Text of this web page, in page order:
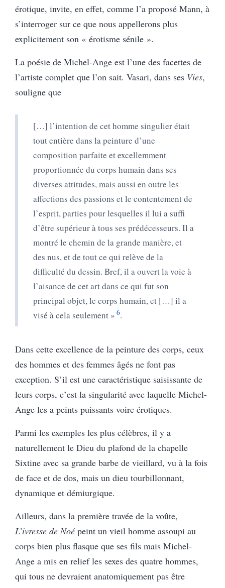
érotique, invite, en effet, comme l’a proposé Mann, à
s’interroger sur ce que nous appellerons plus
explicitement son « érotisme sénile ».
La poésie de Michel-Ange est l’une des facettes de
l’artiste complet que l’on sait. Vasari, dans ses Vies,
souligne que
[…] l’intention de cet homme singulier était
tout entière dans la peinture d’une
composition parfaite et excellemment
proportionnée du corps humain dans ses
diverses attitudes, mais aussi en outre les
affections des passions et le contentement de
l’esprit, parties pour lesquelles il lui a suffi
d’être supérieur à tous ses prédécesseurs. Il a
montré le chemin de la grande manière, et
des nus, et de tout ce qui relève de la
difficulté du dessin. Bref, il a ouvert la voie à
l’aisance de cet art dans ce qui fut son
principal objet, le corps humain, et […] il a
visé à cela seulement » 6.
Dans cette excellence de la peinture des corps, ceux
des hommes et des femmes âgés ne font pas
exception. S’il est une caractéristique saisissante de
leurs corps, c’est la singularité avec laquelle Michel-
Ange les a peints puissants voire érotiques.
Parmi les exemples les plus célèbres, il y a
naturellement le Dieu du plafond de la chapelle
Sixtine avec sa grande barbe de vieillard, vu à la fois
de face et de dos, mais un dieu tourbillonnant,
dynamique et démiurgique.
Ailleurs, dans la première travée de la voûte,
L’ivresse de Noé peint un vieil homme assoupi au
corps bien plus flasque que ses fils mais Michel-
Ange a mis en relief les sexes des quatre hommes,
qui tous ne devraient anatomiquement pas être